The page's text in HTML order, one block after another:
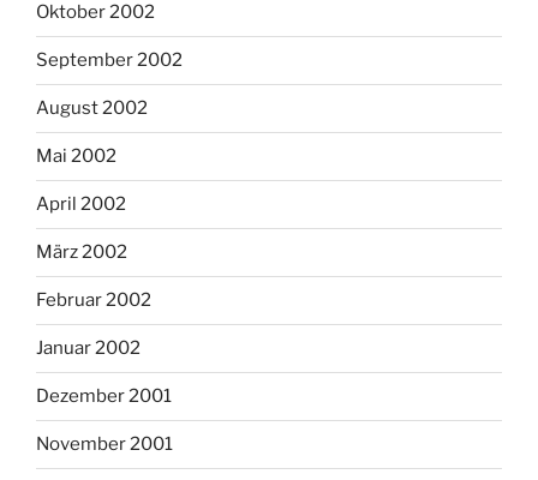
Oktober 2002
September 2002
August 2002
Mai 2002
April 2002
März 2002
Februar 2002
Januar 2002
Dezember 2001
November 2001